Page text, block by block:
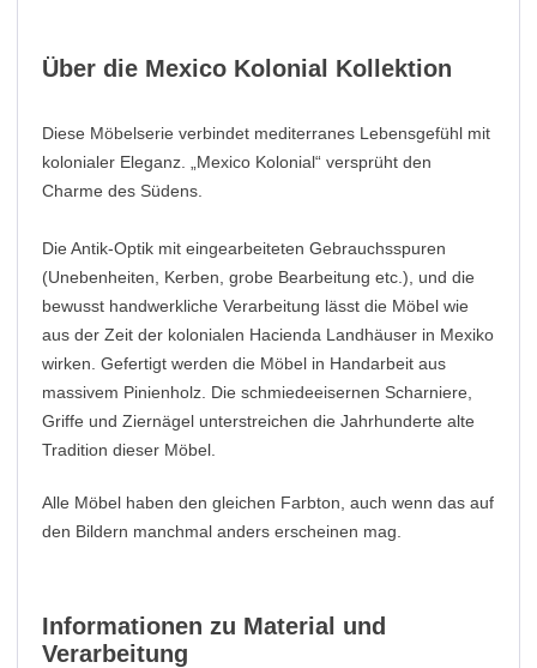
Über die Mexico Kolonial Kollektion
Diese Möbelserie verbindet mediterranes Lebensgefühl mit
kolonialer Eleganz. „Mexico Kolonial“ versprüht den
Charme des Südens.
Die Antik-Optik mit eingearbeiteten Gebrauchsspuren
(Unebenheiten, Kerben, grobe Bearbeitung etc.), und die
bewusst handwerkliche Verarbeitung lässt die Möbel wie
aus der Zeit der kolonialen Hacienda Landhäuser in Mexiko
wirken. Gefertigt werden die Möbel in Handarbeit aus
massivem Pinienholz. Die schmiedeeisernen Scharniere,
Griffe und Ziernägel unterstreichen die Jahrhunderte alte
Tradition dieser Möbel.
Alle Möbel haben den gleichen Farbton, auch wenn das auf
den Bildern manchmal anders erscheinen mag.
Informationen zu Material und
Verarbeitung